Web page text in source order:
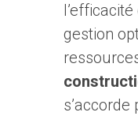
gestion